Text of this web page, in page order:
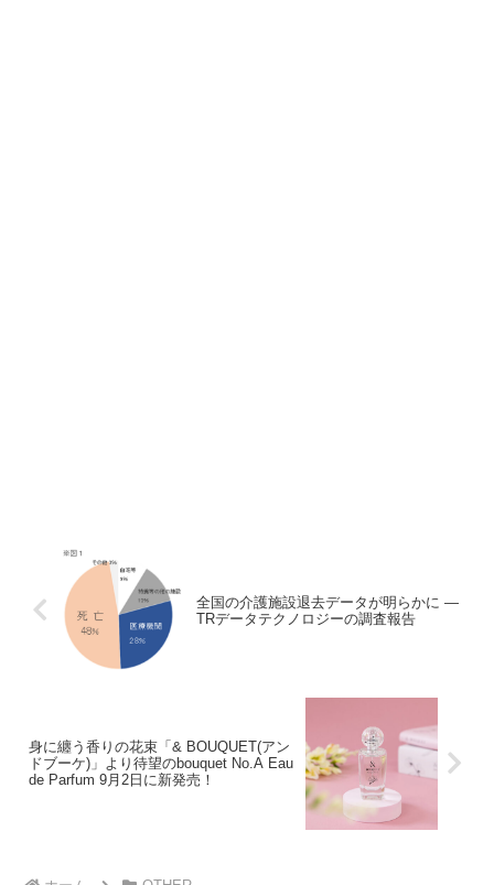
全国の介護施設退去データが明らかに ―
TRデータテクノロジーの調査報告
身に纏う香りの花束「& BOUQUET(アン
ドブーケ)」より待望のbouquet No.A Eau
de Parfum 9月2日に新発売！